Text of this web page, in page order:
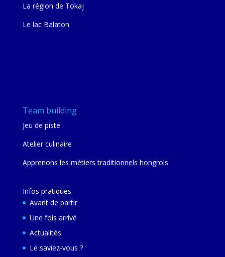
La région de Tokaj
Le lac Balaton
Team building
Jeu de piste
Atelier culinaire
Apprenons les métiers traditionnels hongrois
Infos pratiques
Avant de partir
Une fois arrivé
Actualités
Le saviez-vous ?